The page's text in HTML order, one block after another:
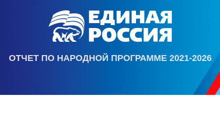
ОТЧЕТ ПО НАРОДНОЙ ПРОГРАММЕ 2021-2026